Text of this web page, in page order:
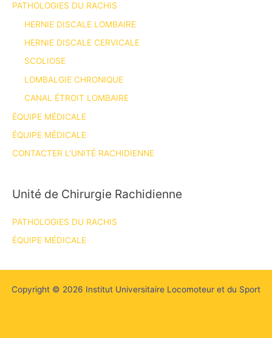
PATHOLOGIES DU RACHIS
HERNIE DISCALE LOMBAIRE
HERNIE DISCALE CERVICALE
SCOLIOSE
LOMBALGIE CHRONIQUE
CANAL ÉTROIT LOMBAIRE
ÉQUIPE MÉDICALE
ÉQUIPE MÉDICALE
CONTACTER L’UNITÉ RACHIDIENNE
Unité de Chirurgie Rachidienne
PATHOLOGIES DU RACHIS
ÉQUIPE MÉDICALE
Copyright © 2026 Institut Universitaire Locomoteur et du Sport